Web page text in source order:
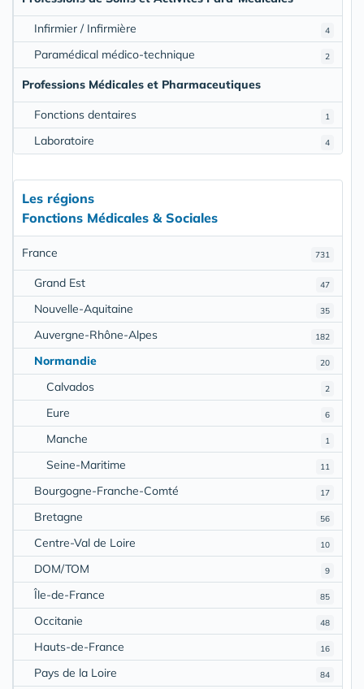
4
Infirmier / Infirmière
2
Paramédical médico-technique
Professions Médicales et Pharmaceutiques
1
Fonctions dentaires
4
Laboratoire
Les régions
Fonctions Médicales & Sociales
731
France
47
Grand Est
35
Nouvelle-Aquitaine
182
Auvergne-Rhône-Alpes
20
Normandie
2
Calvados
6
Eure
1
Manche
11
Seine-Maritime
17
Bourgogne-Franche-Comté
56
Bretagne
10
Centre-Val de Loire
9
DOM/TOM
85
Île-de-France
48
Occitanie
16
Hauts-de-France
84
Pays de la Loire